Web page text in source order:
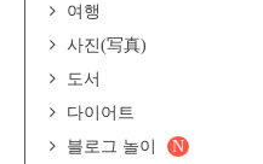
여행
사진(写真)
도서
다이어트
블로그 놀이
N